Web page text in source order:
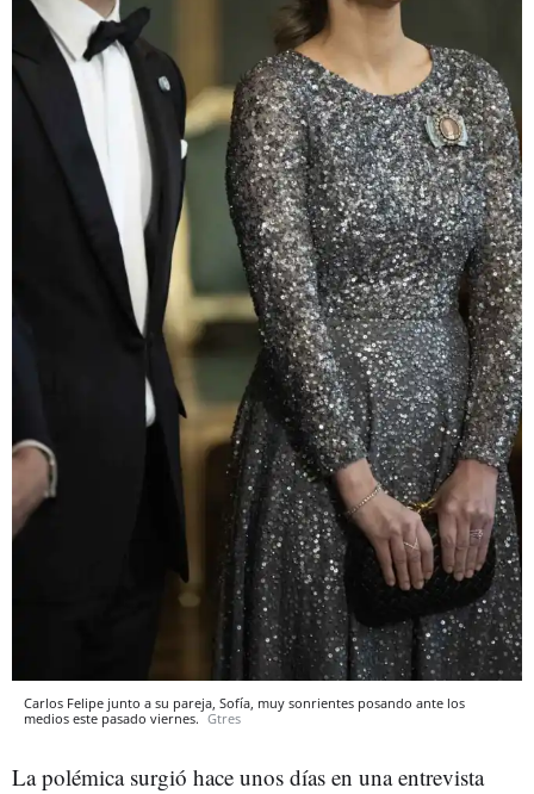
Carlos Felipe junto a su pareja, Sofía, muy sonrientes posando ante los
medios este pasado viernes. Gtres
La polémica surgió hace unos días en una entrevista